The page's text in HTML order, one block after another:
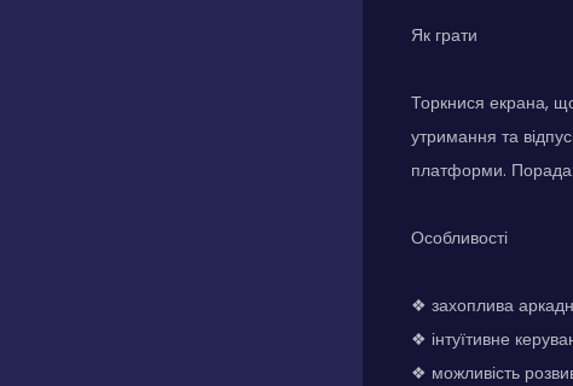
Як грати
Торкнися екрана,
утримання та
платформи.
Особливості
❖ захоплива
❖ інтуїтивне
❖ можливість